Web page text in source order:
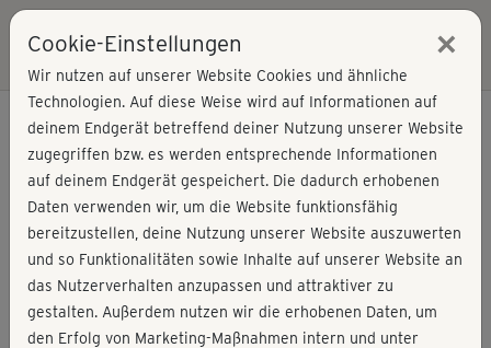
Cookie-Einstellungen ×
Wir nutzen auf unserer Website Cookies und ähnliche
Technologien. Auf diese Weise wird auf Informationen auf
deinem Endgerät betreffend deiner Nutzung unserer Website
zugegriffen bzw. es werden entsprechende Informationen
auf deinem Endgerät gespeichert. Die dadurch erhobenen
Daten verwenden wir, um die Website funktionsfähig
bereitzustellen, deine Nutzung unserer Website auszuwerten
und so Funktionalitäten sowie Inhalte auf unserer Website an
das Nutzerverhalten anzupassen und attraktiver zu
gestalten. Außerdem nutzen wir die erhobenen Daten, um
den Erfolg von Marketing-Maßnahmen intern und unter